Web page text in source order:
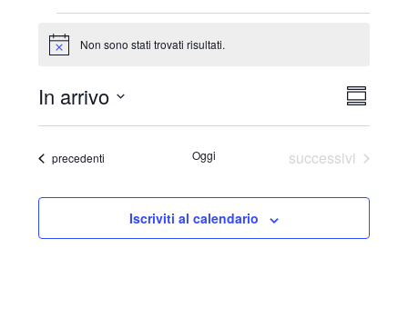
Eventi
Notice Non sono stati trovati risultati.
Viste
Viste
In arrivo
Select
date.Eventi
precedenti Oggi Eventi
successivi
Iscriviti al calendario